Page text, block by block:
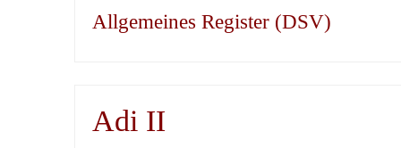
Allgemeines Register (DSV)
Adi II